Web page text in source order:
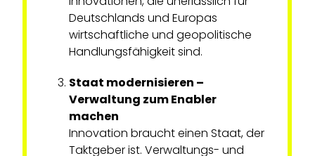
Deutschlands und Europas
wirtschaftliche und geopolitische
Handlungsfähigkeit sind.
Staat modernisieren –
Verwaltung zum Enabler
machen
Innovation braucht einen Staat, der
Taktgeber ist. Verwaltungs- und